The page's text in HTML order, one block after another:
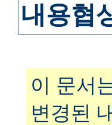
내용협
이 문서
변경된